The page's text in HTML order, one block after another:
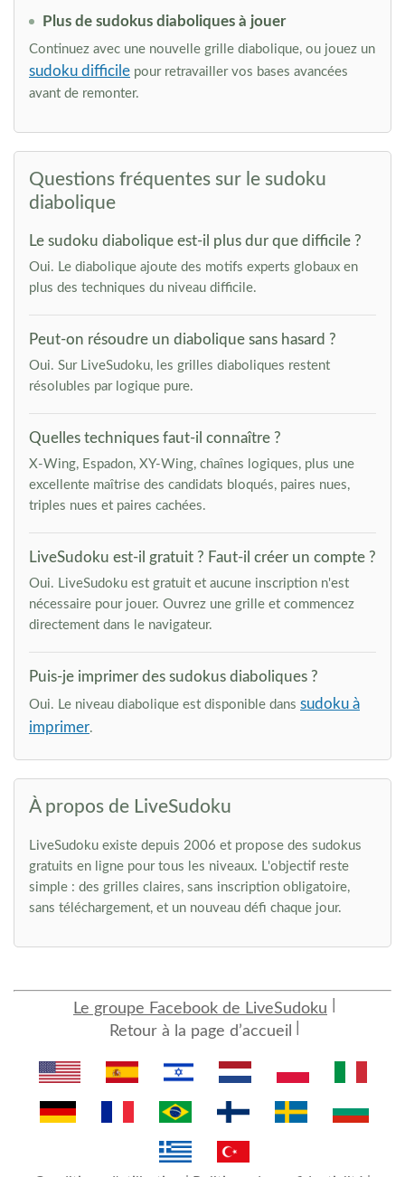
Plus de sudokus diaboliques à jouer
Continuez avec une nouvelle grille diabolique, ou jouez un
sudoku difficile pour retravailler vos bases avancées
avant de remonter.
Questions fréquentes sur le sudoku
diabolique
Le sudoku diabolique est-il plus dur que difficile ?
Oui. Le diabolique ajoute des motifs experts globaux en
plus des techniques du niveau difficile.
Peut-on résoudre un diabolique sans hasard ?
Oui. Sur LiveSudoku, les grilles diaboliques restent
résolubles par logique pure.
Quelles techniques faut-il connaître ?
X-Wing, Espadon, XY-Wing, chaînes logiques, plus une
excellente maîtrise des candidats bloqués, paires nues,
triples nues et paires cachées.
LiveSudoku est-il gratuit ? Faut-il créer un compte ?
Oui. LiveSudoku est gratuit et aucune inscription n'est
nécessaire pour jouer. Ouvrez une grille et commencez
directement dans le navigateur.
Puis-je imprimer des sudokus diaboliques ?
Oui. Le niveau diabolique est disponible dans sudoku à
imprimer.
À propos de LiveSudoku
LiveSudoku existe depuis 2006 et propose des sudokus
gratuits en ligne pour tous les niveaux. L'objectif reste
simple : des grilles claires, sans inscription obligatoire,
sans téléchargement, et un nouveau défi chaque jour.
Le groupe Facebook de LiveSudoku
Retour à la page d’accueil